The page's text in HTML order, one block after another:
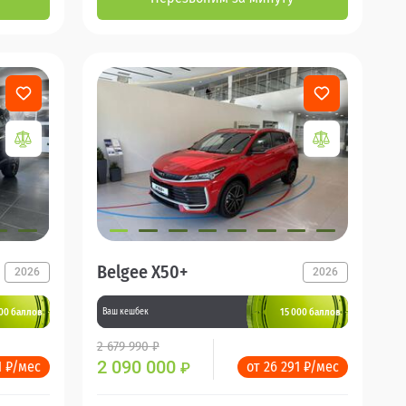
2026
баллов
₽/мес
Belgee X50+ 2026
Ваш кешбек 15 000 баллов
2 679 990 ₽
2 090 000 ₽ от 26 291 ₽/мес